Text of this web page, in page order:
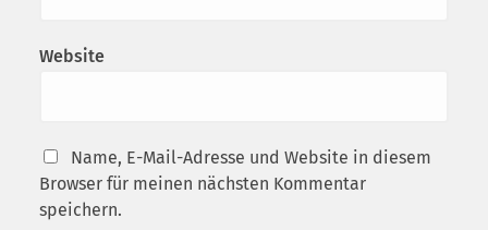
Website
Name, E-Mail-Adresse und Website in diesem
Browser für meinen nächsten Kommentar
speichern.